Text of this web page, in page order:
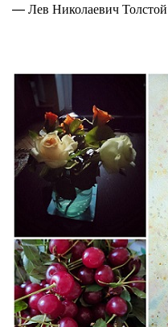
— Лев Николаевич Толстой